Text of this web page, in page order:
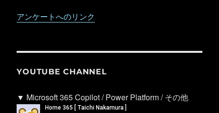
アンケートへのリンク
YOUTUBE CHANNEL
▼ Microsoft 365 Copilot / Power Platform / その他